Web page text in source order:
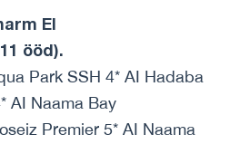
El
ööd).
Park SSH 4* AI Hadaba
AI Naama Bay
Premier 5* AI Naama